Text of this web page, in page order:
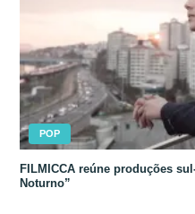
POP
FILMICCA reúne produções
Noturno”